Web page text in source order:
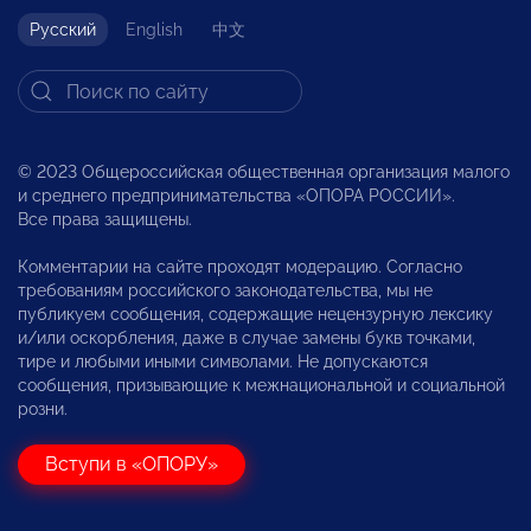
Русский English 中文
© 2023 Общероссийская общественная организация малого
и среднего предпринимательства «ОПОРА РОССИИ».
Все права защищены.
Комментарии на сайте проходят модерацию. Согласно
требованиям российского законодательства, мы не
публикуем сообщения, содержащие нецензурную лексику
и/или оскорбления, даже в случае замены букв точками,
тире и любыми иными символами. Не допускаются
сообщения, призывающие к межнациональной и социальной
розни.
Вступи в «ОПОРУ»